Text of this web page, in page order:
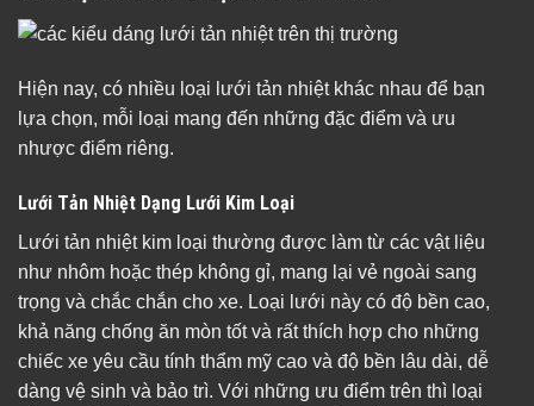
Hiện nay, có nhiều loại lưới tản nhiệt khác nhau để bạn
lựa chọn, mỗi loại mang đến những đặc điểm và ưu
nhược điểm riêng.
Lưới Tản Nhiệt Dạng Lưới Kim Loại
Lưới tản nhiệt kim loại thường được làm từ các vật liệu
như nhôm hoặc thép không gỉ, mang lại vẻ ngoài sang
trọng và chắc chắn cho xe. Loại lưới này có độ bền cao,
khả năng chống ăn mòn tốt và rất thích hợp cho những
chiếc xe yêu cầu tính thẩm mỹ cao và độ bền lâu dài, dễ
dàng vệ sinh và bảo trì. Với những ưu điểm trên thì loại